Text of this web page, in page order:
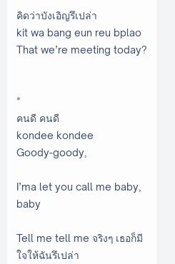
คิดว่าบังเอิญรึเปล่า
kit wa bang eun reu bplao
That we’re meeting today?
*
คนดี คนดี
kondee kondee
Goody-goody,
I’ma let you call me baby,
baby
Tell me tell me จริงๆ เธอก็มี
ใจให้ฉันรึเปล่า